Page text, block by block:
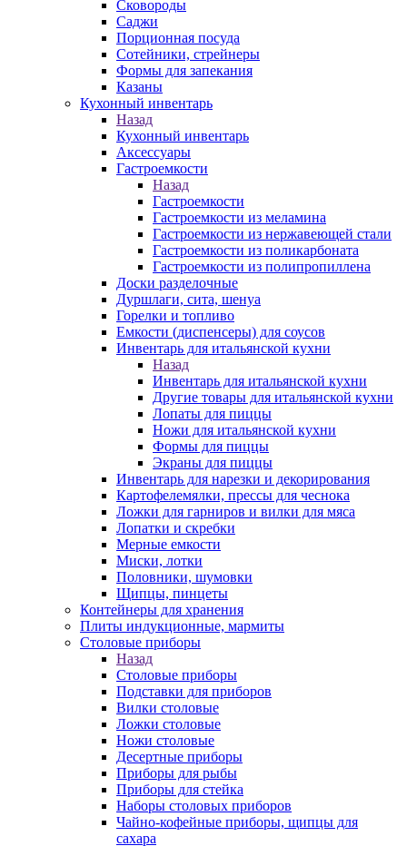
Сковороды
Саджи
Порционная посуда
Сотейники, стрейнеры
Формы для запекания
Казаны
Кухонный инвентарь
Назад
Кухонный инвентарь
Аксессуары
Гастроемкости
Назад
Гастроемкости
Гастроемкости из меламина
Гастроемкости из нержавеющей стали
Гастроемкости из поликарбоната
Гастроемкости из полипропиллена
Доски разделочные
Дуршлаги, сита, шенуа
Горелки и топливо
Емкости (диспенсеры) для соусов
Инвентарь для итальянской кухни
Назад
Инвентарь для итальянской кухни
Другие товары для итальянской кухни
Лопаты для пиццы
Ножи для итальянской кухни
Формы для пиццы
Экраны для пиццы
Инвентарь для нарезки и декорирования
Картофелемялки, прессы для чеснока
Ложки для гарниров и вилки для мяса
Лопатки и скребки
Мерные емкости
Миски, лотки
Половники, шумовки
Щипцы, пинцеты
Контейнеры для хранения
Плиты индукционные, мармиты
Столовые приборы
Назад
Столовые приборы
Подставки для приборов
Вилки столовые
Ложки столовые
Ножи столовые
Десертные приборы
Приборы для рыбы
Приборы для стейка
Наборы столовых приборов
Чайно-кофейные приборы, щипцы для
сахара